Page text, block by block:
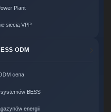
Plant
siecią VPP
ODM
cena
BESS
energii